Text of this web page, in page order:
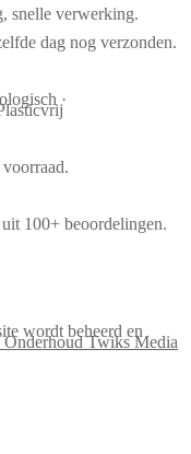
snelle verwerking.
dag nog verzonden.
·
100+ beoordelingen.
wordt beheerd en